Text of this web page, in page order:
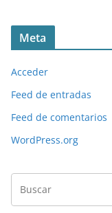
Meta
Acceder
Feed de entradas
Feed de comentarios
WordPress.org